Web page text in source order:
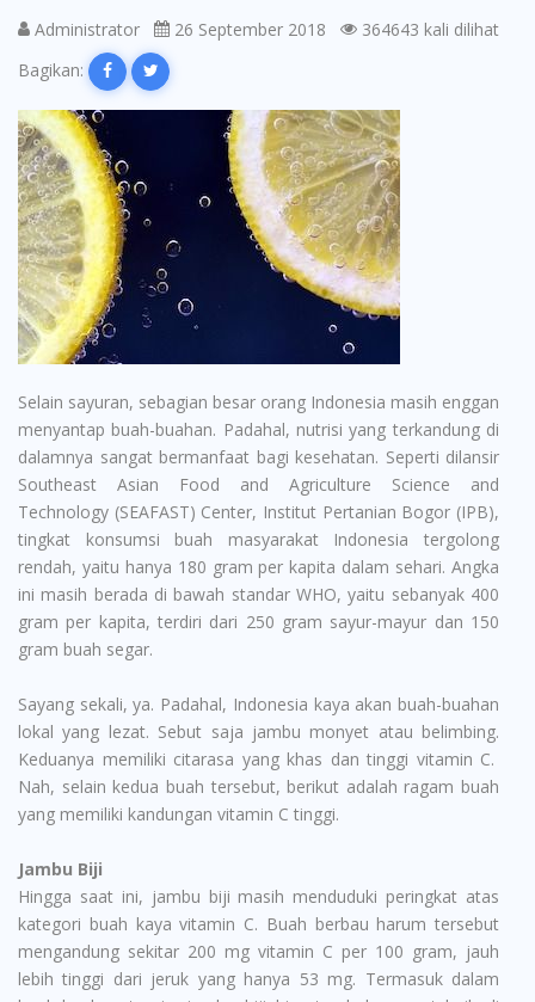
Administrator 26 September 2018
364643 kali dilihat
Bagikan:
Selain sayuran, sebagian besar orang Indonesia masih enggan
menyantap buah-buahan. Padahal, nutrisi yang terkandung di
dalamnya sangat bermanfaat bagi kesehatan. Seperti dilansir
Southeast Asian Food and Agriculture Science and
Technology (SEAFAST) Center, Institut Pertanian Bogor (IPB),
tingkat konsumsi buah masyarakat Indonesia tergolong
rendah, yaitu hanya 180 gram per kapita dalam sehari. Angka
ini masih berada di bawah standar WHO, yaitu sebanyak 400
gram per kapita, terdiri dari 250 gram sayur-mayur dan 150
gram buah segar.
Sayang sekali, ya. Padahal, Indonesia kaya akan buah-buahan
lokal yang lezat. Sebut saja jambu monyet atau belimbing.
Keduanya memiliki citarasa yang khas dan tinggi vitamin C.
Nah, selain kedua buah tersebut, berikut adalah ragam buah
yang memiliki kandungan vitamin C tinggi.
Jambu Biji
Hingga saat ini, jambu biji masih menduduki peringkat atas
kategori buah kaya vitamin C. Buah berbau harum tersebut
mengandung sekitar 200 mg vitamin C per 100 gram, jauh
lebih tinggi dari jeruk yang hanya 53 mg. Termasuk dalam